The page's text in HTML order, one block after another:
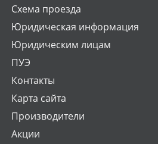
Схема проезда
Юридическая информация
Юридическим лицам
ПУЭ
Контакты
Карта сайта
Производители
Акции